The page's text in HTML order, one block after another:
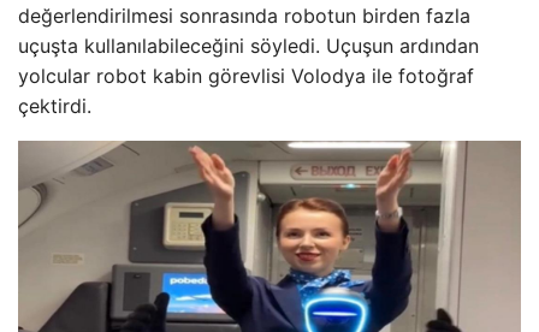
değerlendirilmesi sonrasında robotun birden fazla
uçuşta kullanılabileceğini söyledi. Uçuşun ardından
yolcular robot kabin görevlisi Volodya ile fotoğraf
çektirdi.